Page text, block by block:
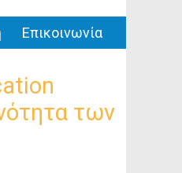
Επικοινωνία
των